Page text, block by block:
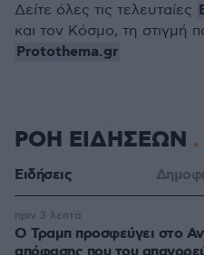
Δείτε όλες τις τελευταίες
και τον Κόσμο, τη στιγμή
Protothema.gr
ΡΟΗ ΕΙΔΗΣΕΩΝ
Ειδήσεις
Ο Τραμπ προσφεύγει στο
πριν 3 λεπτά